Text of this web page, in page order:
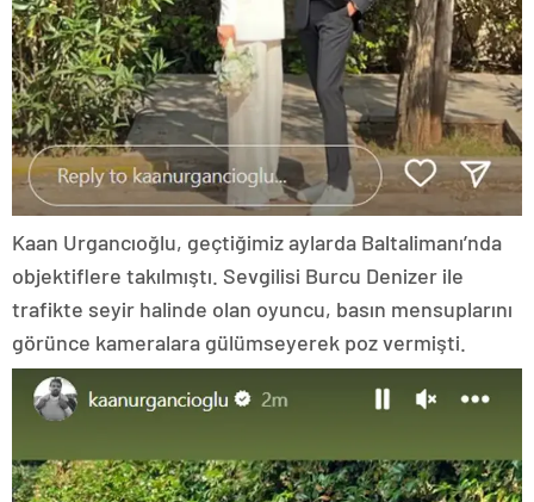
Kaan Urgancıoğlu, geçtiğimiz aylarda Baltalimanı’nda
objektiflere takılmıştı. Sevgilisi Burcu Denizer ile
trafikte seyir halinde olan oyuncu, basın mensuplarını
görünce kameralara gülümseyerek poz vermişti.